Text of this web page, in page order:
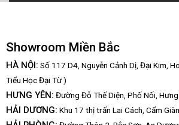
Showroom Miền Bắc
HÀ NỘI: Số 117 D4, Nguyễn Cảnh Dị, Đại Kim,
Tiểu Học Đại Từ )
HƯNG YÊN: Đường Đỗ Thế Diện, Phố Nối, Hưng
HẢI DƯƠNG: Khu 17 thị trấn Lai Cách, Cẩm